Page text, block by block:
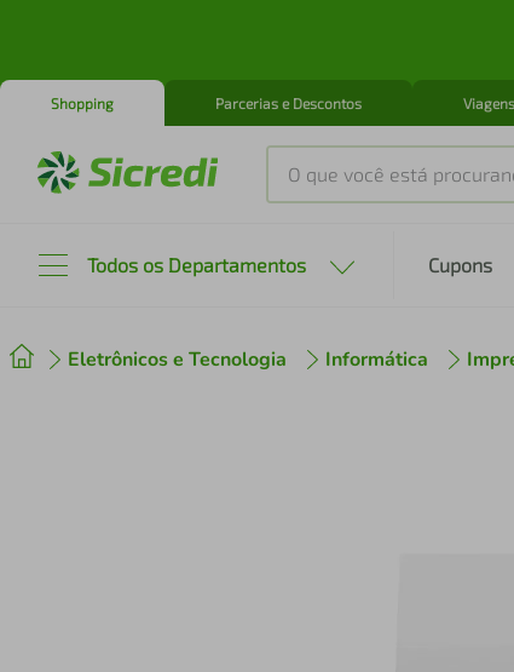
Shopping Parcerias e Descontos Viagens
O que você está procurando?
Todos os Departamentos Cupons
Eletrônicos e Tecnologia Informática
2º cafeteira